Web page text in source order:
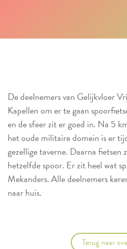
De deelnemers van Gelijkvloer
Kapellen om er te gaan
en de sfeer zit er goed in. Na 5
het oude militaire domein is er
gezellige taverne. Daarna fietsen
hetzelfde spoor. Er zit heel wat
Mekanders. Alle deelnemers
naar huis.
Terug naar